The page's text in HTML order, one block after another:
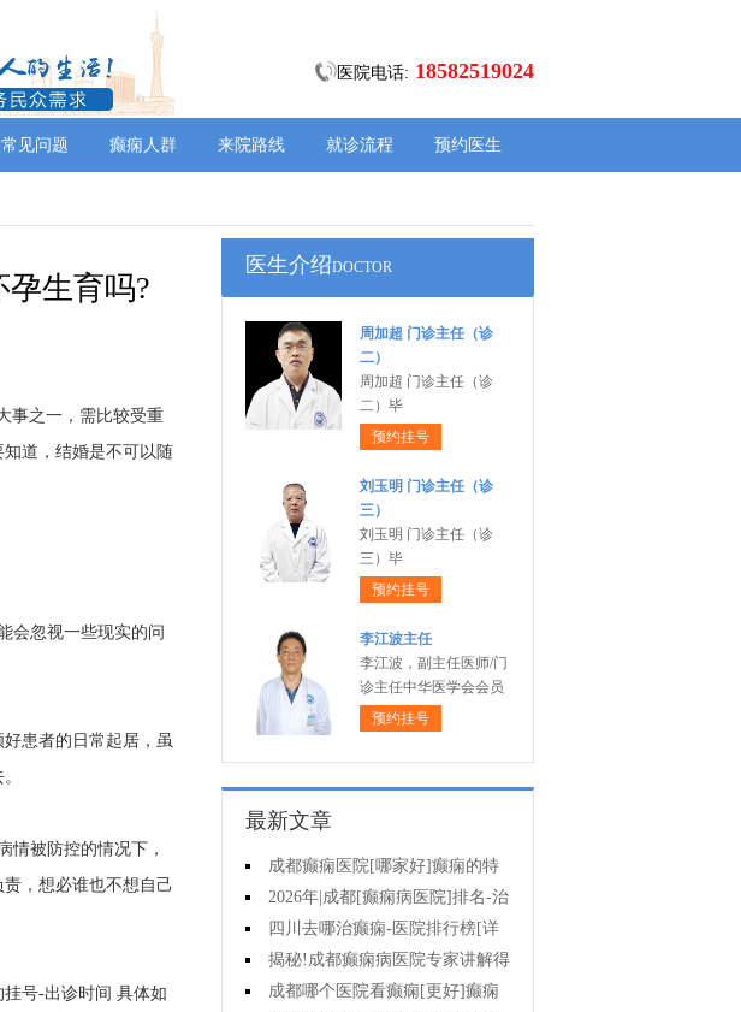
医院电话: 18582519024
常见问题 癫痫人群 来院路线 就诊流程 预约医生
生育吗?
事之一，需比较受重
道，结婚是不可以随
会忽视一些现实的问
患者的日常起居，虽
情被防控的情况下，
，想必谁也不想自己
号-出诊时间 具体如
医生介绍DOCTOR
周加超 门诊主任（诊
二）
周加超 门诊主任（诊
二）毕
预约挂号
刘玉明 门诊主任（诊
三）
刘玉明 门诊主任（诊
三）毕
预约挂号
李江波主任
李江波，副主任医师/门
诊主任中华医学会会员
预约挂号
最新文章
成都癫痫医院[哪家好]癫痫的特
征是什么?
2026年|成都[癫痫病医院]排名-治
疗儿童癫痫好?
四川去哪治癫痫-医院排行榜[详
细排名]小儿癫痫如何治疗?
揭秘!成都癫痫病医院专家讲解得
癫痫治疗要多少钱?
成都哪个医院看癫痫[更好]癫痫